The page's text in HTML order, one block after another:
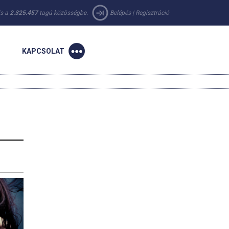
a 2.325.457tagú közösségbe. Belépés| Regisztráció
KAPCSOLAT